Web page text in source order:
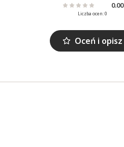
0.00
Liczba ocen: 0
Oceń i opisz